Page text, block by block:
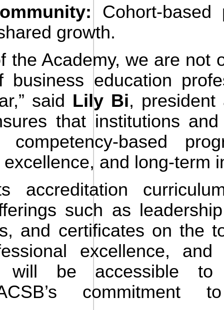
Cohort-
growth.
the Academy, we are not
business education
said Lily Bi, president
that institutions
competency-based
and long-term
such as
and certificates on the
excellence, and
will be accessible to
commitment